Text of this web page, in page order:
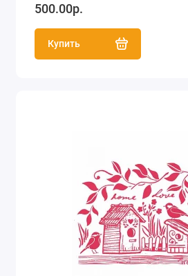
500.00р.
Купить